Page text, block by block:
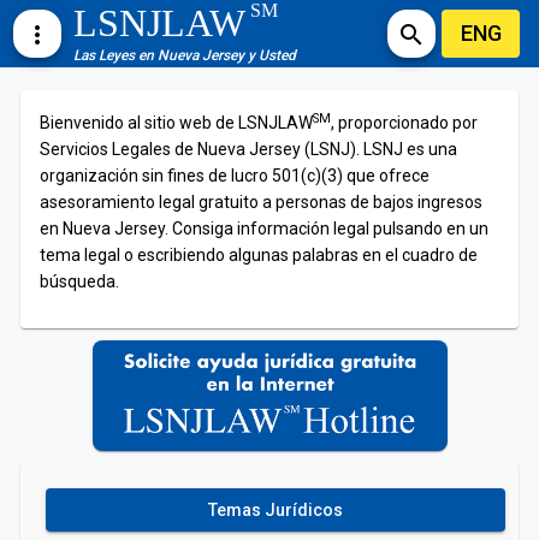
more_vert LSNJLAWSM
Las Leyes en Nueva Jersey y Usted
search ENG
Bienvenido al sitio web de LSNJLAWSM, proporcionado por
Servicios Legales de Nueva Jersey (LSNJ). LSNJ es una
organización sin fines de lucro 501(c)(3) que ofrece
asesoramiento legal gratuito a personas de bajos ingresos
en Nueva Jersey. Consiga información legal pulsando en un
tema legal o escribiendo algunas palabras en el cuadro de
búsqueda.
Temas Jurídicos